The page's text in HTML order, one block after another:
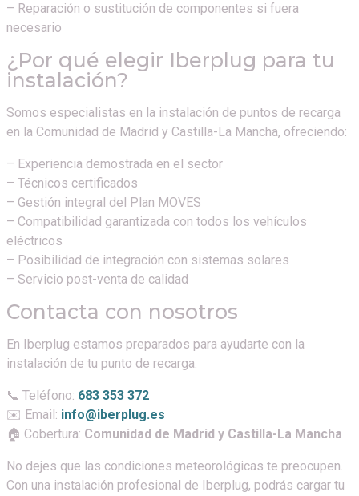
– Reparación o sustitución de componentes si fuera
necesario
¿Por qué elegir Iberplug para tu
instalación?
Somos especialistas en la instalación de puntos de recarga
en la Comunidad de Madrid y Castilla-La Mancha, ofreciendo:
– Experiencia demostrada en el sector
– Técnicos certificados
– Gestión integral del Plan MOVES
– Compatibilidad garantizada con todos los vehículos
eléctricos
– Posibilidad de integración con sistemas solares
– Servicio post-venta de calidad
Contacta con nosotros
En Iberplug estamos preparados para ayudarte con la
instalación de tu punto de recarga:
📞 Teléfono: 683 353 372
✉️ Email: info@iberplug.es
🏠 Cobertura: Comunidad de Madrid y Castilla-La Mancha
No dejes que las condiciones meteorológicas te preocupen.
Con una instalación profesional de Iberplug, podrás cargar tu